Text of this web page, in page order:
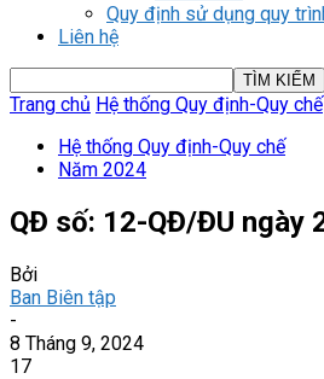
Quy định sử dụng quy
Liên hệ
Trang chủ Hệ thống Quy định-Quy chế
Hệ thống Quy định-Quy chế
Năm 2024
QĐ số: 12-QĐ/ĐU ngày
Bởi
Ban Biên tập
-
8 Tháng 9, 2024
17